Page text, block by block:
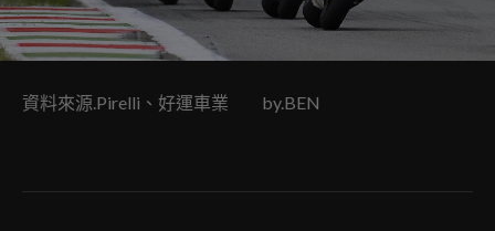
資料來源.Pirelli、好運車業 by.BEN